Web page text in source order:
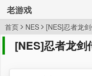
老游戏
首页 NES [NES]忍者龙
[NES]忍者龙剑